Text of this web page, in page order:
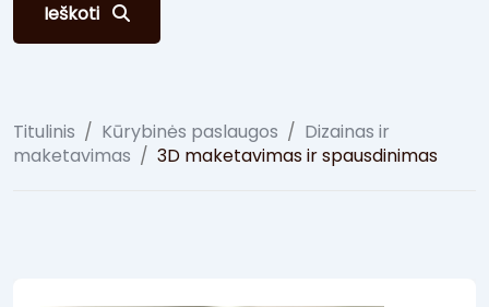
Ieškoti
Titulinis / Kūrybinės paslaugos / Dizainas ir
maketavimas / 3D maketavimas ir spausdinimas